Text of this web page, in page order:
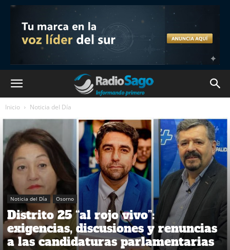
Inicio Noticia del Día
Noticia del Día Osorno
Distrito 25 “al rojo vivo”:
exigencias, discusiones y renuncias
a las candidaturas parlamentarias